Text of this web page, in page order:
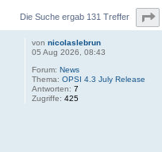
Die Suche ergab 131 Treffer
vonnicolaslebrun
05 Aug 2026, 08:43
Forum:News
Thema:OPSI 4.3 July Release
Antworten:7
Zugriffe:425